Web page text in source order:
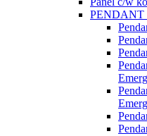
PENDANT